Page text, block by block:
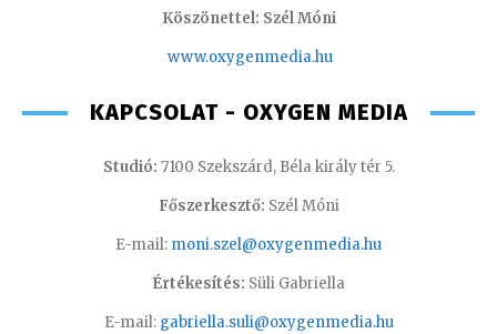
Köszönettel: Szél Móni
www.oxygenmedia.hu
KAPCSOLAT - OXYGEN MEDIA
Studió: 7100 Szekszárd, Béla király tér 5.
Főszerkesztő: Szél Móni
E-mail: moni.szel@oxygenmedia.hu
Értékesítés: Süli Gabriella
E-mail: gabriella.suli@oxygenmedia.hu